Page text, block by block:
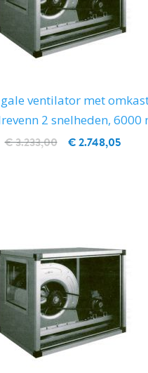
ventilator met
2 snelheden, 6000
€ 2.748,05
€ 3.233,00